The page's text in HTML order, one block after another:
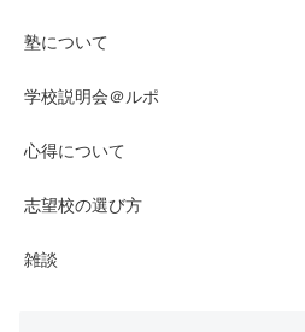
塾について
学校説明会＠ルポ
心得について
志望校の選び方
雑談